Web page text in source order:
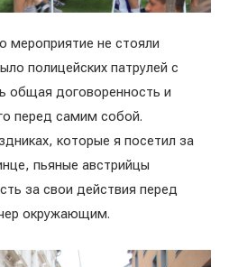
мероприятие не стояли
полицейских патрулей с
общая договоренность и
перед самим собой.
которые я посетил за
пьяные австрийцы
за свои действия перед
окружающим.